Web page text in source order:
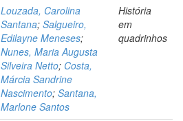
Louzada, Carolina
Santana; Salgueiro,
Edilayne Meneses;
Nunes, Maria Augusta
Silveira Netto; Costa,
Márcia Sandrine
Nascimento; Santana,
Marlone Santos
História
em
quadrinhos